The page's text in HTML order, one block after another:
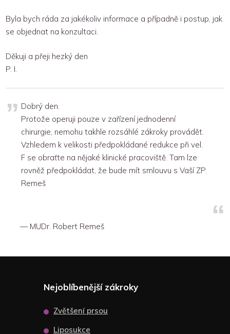
Byla bych ráda za jakékoliv informace a případně i postup, jak
se objednat na konzultaci.
Děkuji a přeji hezký den
P. I.
Dobrý den.
Protože operuji pouze v zařízení jednodenní
chirurgie, nemohu takhle rozsáhlé zákroky provádět.
Vzhledem k velikosti předpokládané redukce při vel.
F se obraťte na nějaké klinické pracoviště. Tam lze
rovněž předpokládat, že bude mít smlouvu s Vaší ZP.
Remeš
MUDr. Robert Remeš
Nejoblíbenější zákroky
Zvětšení prsou
Liposukce